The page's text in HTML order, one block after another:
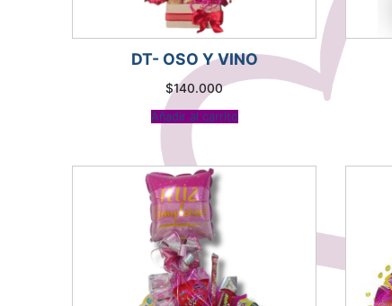
DT- OSO Y VINO
$140.000
Añadir al carrito